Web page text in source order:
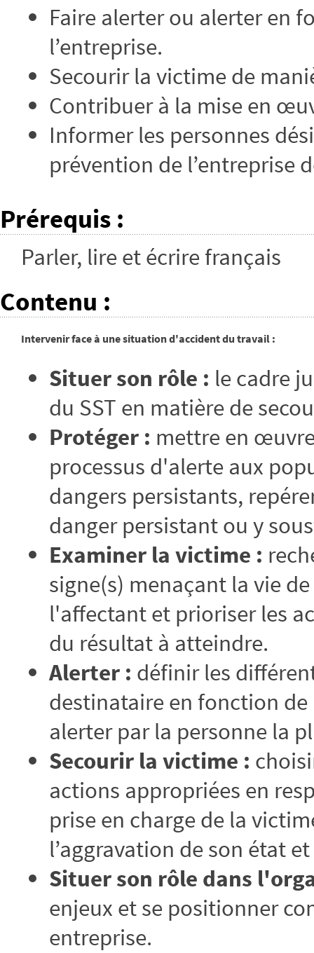
Faire alerter ou alerter en
l’entreprise.
Secourir la victime de
Contribuer à la mise en
Informer les personnes
prévention de l’entreprise
Prérequis :
Parler, lire et écrire français
Contenu :
Intervenir face à une situation d'accident du travail :
Situer son rôle : le cadre
du SST en matière de
Protéger : mettre en
processus d'alerte aux
dangers persistants,
danger persistant ou y
Examiner la victime :
signe(s) menaçant la vie
l'affectant et prioriser les
du résultat à atteindre.
Alerter : définir les
destinataire en fonction de
alerter par la personne la
Secourir la victime :
actions appropriées en
prise en charge de la
l’aggravation de son état
Situer son rôle dans
enjeux et se positionner
entreprise.